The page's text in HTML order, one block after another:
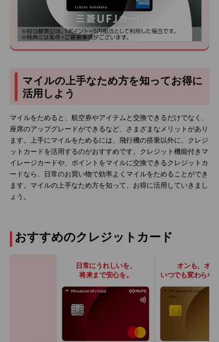
マイルの上手なため方を知ってお得に
活用しよう
マイルをためると、航空券やアイテムと交換できるだけでなく、
座席のアップグレードができるなど、さまざまなメリットがあり
ます。上手にマイルをためるには、飛行機の搭乗以外に、クレジ
ットカードを活用するのがおすすめです。クレジット機能付きマ
イレージカードや、ポイントをマイルに交換できるクレジットカ
ードなら、日常のお買い物で効率よくマイルをためることができ
ます。マイルの上手なため方を知って、お得に活用していきまし
ょう。
おすすめのクレジットカード
日常にうれしいを、
将来まで安心を。
オンも、オフ
いつでも変わらな